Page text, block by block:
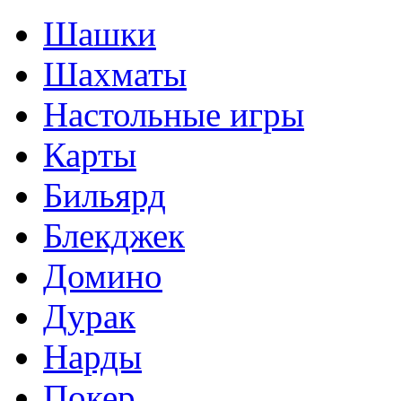
Шашки
Шахматы
Настольные игры
Карты
Бильярд
Блекджек
Домино
Дурак
Нарды